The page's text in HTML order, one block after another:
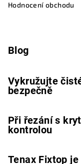
Hodnocení obchodu
Blog
Vykružujte
bezpečně
Při řezání s
kontrolou
Tenax Fixtop